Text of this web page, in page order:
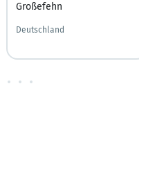
Großefehn
Deutschland